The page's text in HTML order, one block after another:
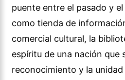
puente entre el pasado y
como tienda de
comercial cultural, la
espíritu de una nación que
reconocimiento y la